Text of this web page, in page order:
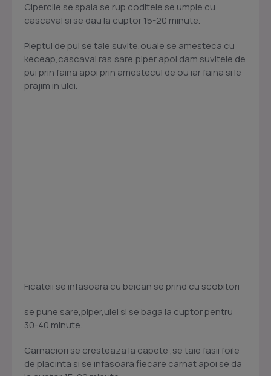
Cipercile se spala se rup coditele se umple cu
cascaval si se dau la cuptor 15-20 minute.
Pieptul de pui se taie suvite,ouale se amesteca cu
keceap,cascaval ras,sare,piper apoi dam suvitele de
pui prin faina apoi prin amestecul de ou iar faina si le
prajim in ulei.
Ficateii se infasoara cu beican se prind cu scobitori
se pune sare,piper,ulei si se baga la cuptor pentru
30-40 minute.
Carnaciori se cresteaza la capete ,se taie fasii foile
de placinta si se infasoara fiecare carnat apoi se da